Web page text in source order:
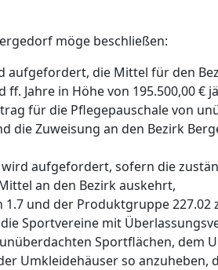
möge beschließen:
aufgefordert, die Mittel für den
ff. Jahre in Höhe von 195.500,00€ jä
für die Pflegepauschale von
die Zuweisung an den Bezirk
aufgefordert, sofern die zustä
an den Bezirk auskehrt,
1.7 und der Produktgruppe 227.02
Sportvereine mit Ü
berdachten Sportflächen, dem
Umkleidehäuser so anzuheben,